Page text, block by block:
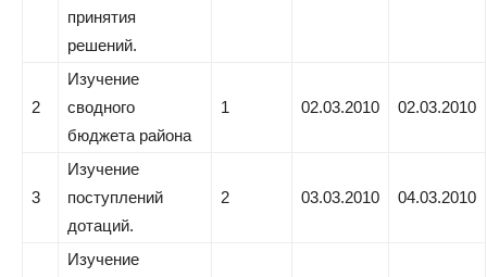
принятия
решений.
2
Изучение
сводного
бюджета района
1 02.03.2010 02.03.2010
3
Изучение
поступлений
дотаций.
2 03.03.2010 04.03.2010
Изучение